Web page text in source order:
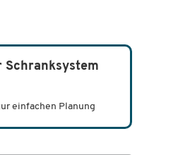
Schranksystem
einfachen Planung